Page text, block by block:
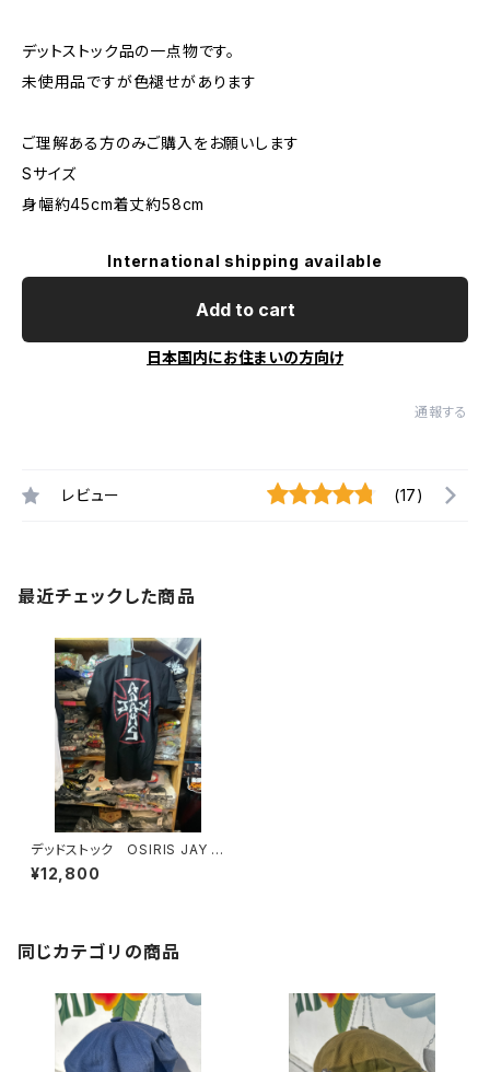
デットストック品の一点物です。
未使用品ですが色褪せがあります
ご理解ある方のみご購入をお願いします
Sサイズ
身幅約45cm着丈約58cm
International shipping available
Add to cart
日本国内にお住まいの方向け
通報する
レビュー (17)
最近チェックした商品
デッドストック OSIRIS JAY A
DAMS
¥12,800
同じカテゴリの商品